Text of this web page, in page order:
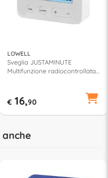
LOWELL
Sveglia JUSTAMINUTE
Multifunzione radiocontrollata
€ 16,90